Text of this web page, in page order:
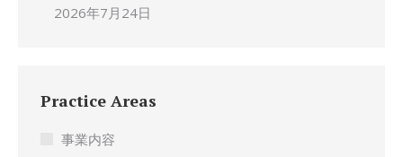
2026年7月24日
Practice Areas
事業内容